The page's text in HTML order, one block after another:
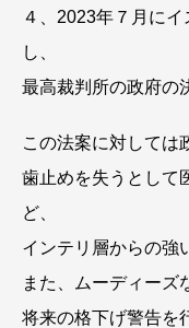
４、2023年７月に
し、
最高裁判所の政府の
この法案に対しては
歯止めを失うとして
ど、
インテリ層からの強
また、ムーディーズ
将来の格下げ警告を